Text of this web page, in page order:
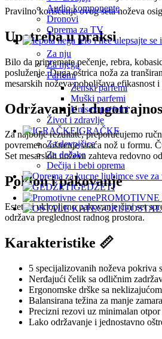
Audio komponente
Dronovi
Oprema za TV
Za nju
Za njega
Parfemi
Ženski parfemi
Muški parfemi
Unisex parfemi
Život i zdravlje
IGRAČKE
Za devojčice
Za dečake
Dečija i bebi oprema
GEDŽETI
PROMOTIVNE
Pravilno korišćenje ovog seta noževa
Upotreba u praksi
Bilo da pripremate pečenje, rebra,
posluženje. Duga oštrica noža za
mesarskih noževa poboljšava efikasnost
Održavanje i
Za najbolje rezultate, preporučujemo
povremeno oštrenje vraća nož u formu.
Set mesarskih noževa zahteva redovno
Poklon i pakovanje
Estetski uklopljeno pakovanje čini set
održava preglednost radnog prostora.
Karakteristike 📏
5 specijalizovanih noževa pokriva
Nerđajući čelik sa odličnim
Ergonomske drške sa
Balansirana težina za manje
Precizni rezovi uz minimalan otpor
Lako održavanje i jednostavno